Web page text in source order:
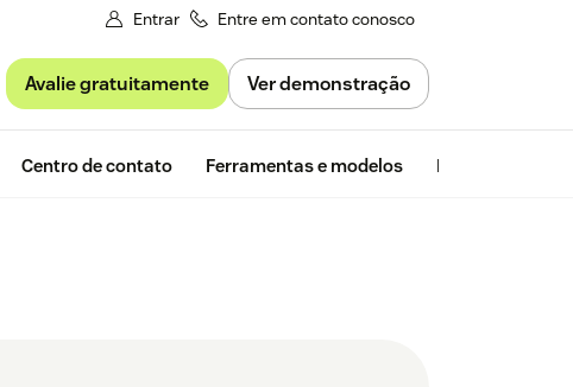
Entrar Entre em contato conosco
Avalie gratuitamente Ver demonstração
Centro de contato Ferramentas e modelos Insights da